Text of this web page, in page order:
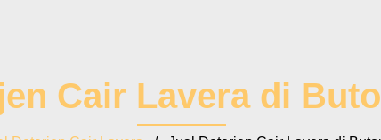
Cair Lavera di